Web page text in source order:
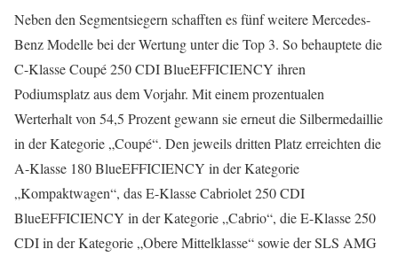
Neben den Segmentsiegern schafften es fünf weitere Mercedes-
Benz Modelle bei der Wertung unter die Top 3. So behauptete die
C-Klasse Coupé 250 CDI BlueEFFICIENCY ihren
Podiumsplatz aus dem Vorjahr. Mit einem prozentualen
Werterhalt von 54,5 Prozent gewann sie erneut die Silbermedaillie
in der Kategorie „Coupé“. Den jeweils dritten Platz erreichten die
A-Klasse 180 BlueEFFICIENCY in der Kategorie
„Kompaktwagen“, das E-Klasse Cabriolet 250 CDI
BlueEFFICIENCY in der Kategorie „Cabrio“, die E-Klasse 250
CDI in der Kategorie „Obere Mittelklasse“ sowie der SLS AMG